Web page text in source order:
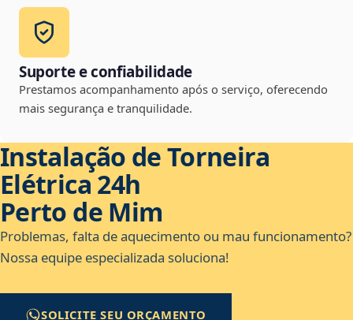
Suporte e confiabilidade
Prestamos acompanhamento após o serviço, oferecendo
mais segurança e tranquilidade.
Instalação de Torneira
Elétrica 24h
Perto de Mim
Problemas, falta de aquecimento ou mau funcionamento?
Nossa equipe especializada soluciona!
SOLICITE SEU ORÇAMENTO